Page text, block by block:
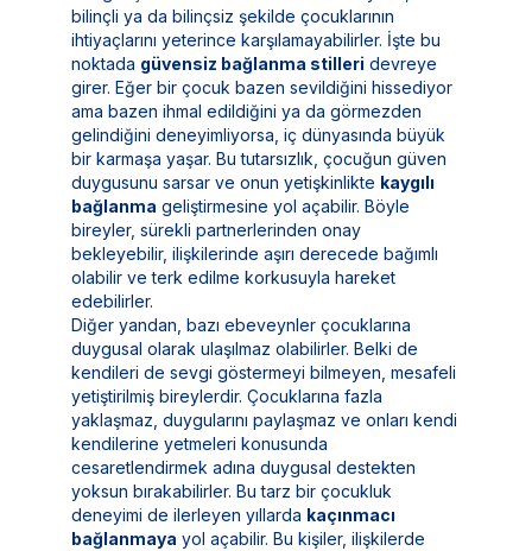
bilinçli ya da bilinçsiz şekilde çocuklarının
ihtiyaçlarını yeterince karşılamayabilirler. İşte bu
noktada güvensiz bağlanma stilleri devreye
girer. Eğer bir çocuk bazen sevildiğini hissediyor
ama bazen ihmal edildiğini ya da görmezden
gelindiğini deneyimliyorsa, iç dünyasında büyük
bir karmaşa yaşar. Bu tutarsızlık, çocuğun güven
duygusunu sarsar ve onun yetişkinlikte kaygılı
bağlanma geliştirmesine yol açabilir. Böyle
bireyler, sürekli partnerlerinden onay
bekleyebilir, ilişkilerinde aşırı derecede bağımlı
olabilir ve terk edilme korkusuyla hareket
edebilirler.
Diğer yandan, bazı ebeveynler çocuklarına
duygusal olarak ulaşılmaz olabilirler. Belki de
kendileri de sevgi göstermeyi bilmeyen, mesafeli
yetiştirilmiş bireylerdir. Çocuklarına fazla
yaklaşmaz, duygularını paylaşmaz ve onları kendi
kendilerine yetmeleri konusunda
cesaretlendirmek adına duygusal destekten
yoksun bırakabilirler. Bu tarz bir çocukluk
deneyimi de ilerleyen yıllarda kaçınmacı
bağlanmaya yol açabilir. Bu kişiler, ilişkilerde